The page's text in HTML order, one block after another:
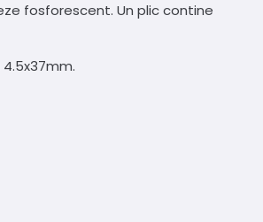
fosforescent. Un plic contine